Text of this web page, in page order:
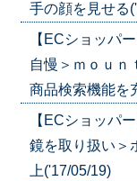
手の顔を見せる
【ECショッパ
自慢＞ｍｏｕ
商品検索機能を
【ECショッパ
鏡を取り扱い＞
上('17/05/19)